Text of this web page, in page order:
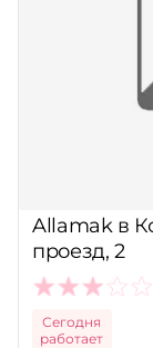
Allamak в
проезд, 2
Сегодня
работает